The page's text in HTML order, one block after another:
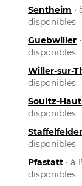
Sentheim •
disponibles
Guebwiller
disponibles
Willer-sur-
disponibles
Soultz-
disponibles
disponibles
Pfastatt • à
disponibles